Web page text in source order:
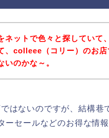
ネットで色々と探していて
、colleee（コリー）のお店
いのかな～。
はないのですが、結構巷
ーセールなどのお得な情